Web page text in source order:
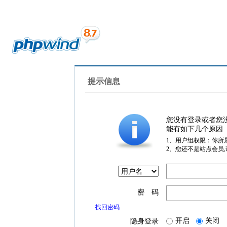
提示信息
您没有登录或者您
能有如下几个原因
1、用户组权限：你所
2、您还不是站点会员
密 码
找回密码
隐身登录 开启 关闭